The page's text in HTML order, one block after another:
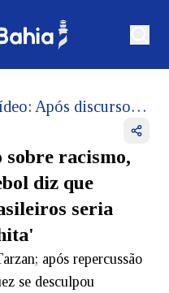
Vídeo: Após discurso sobre racismo, presidente da Conmebol diz que Libertadores sem brasileiros seria como 'Tarzan sem Chita'
sobre racismo,
diz que
seria
após repercussão
se desculpou